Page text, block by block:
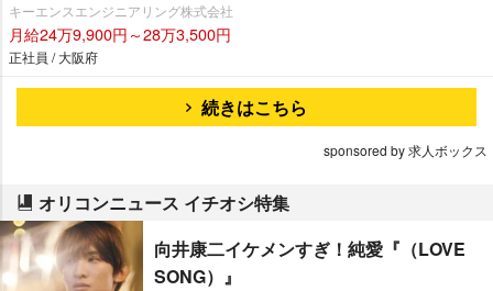
キーエンスエンジニアリング株式会社
月給24万9,900円～28万3,500円
正社員 / 大阪府
続きはこちら
sponsored by 求人ボックス
オリコンニュース イチオシ特集
向井康二イケメンすぎ！純愛『（LOVE
SONG）』